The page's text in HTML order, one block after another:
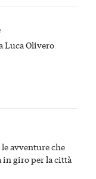
Luca Olivero
avventure che
giro per la città